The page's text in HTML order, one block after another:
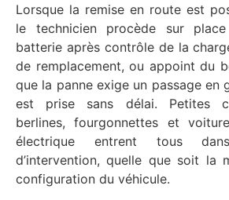
Lorsque la remise en route est
le technicien procède sur
batterie après contrôle de la
de remplacement, ou appoint du
que la panne exige un passage en
est prise sans délai. Petites
berlines, fourgonnettes et
électrique entrent tous
d’intervention, quelle que soit la
configuration du véhicule.